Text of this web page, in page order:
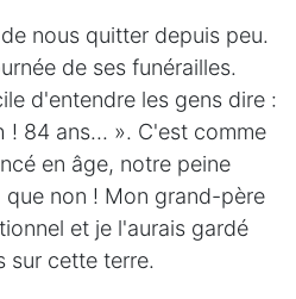
nous quitter depuis peu.
de ses funérailles.
d'entendre les gens dire :
! 84 ans... ». C'est comme
en âge, notre peine
que non ! Mon grand-père
et je l'aurais gardé
sur cette terre.